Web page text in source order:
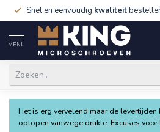
Snel en eenvoudig kwaliteit
MENU
Het is erg vervelend maar de levertijden
oplopen vanwege drukte. Excuses voor